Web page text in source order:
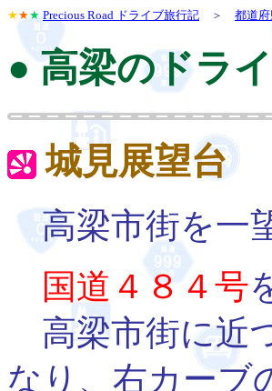
★★★ Precious Road ドライブ旅行記 ＞ 都道
● 高梁のドラ
城見展望台
高梁市街を一
国道４８４号
高梁市街に近
なり、右カーブ